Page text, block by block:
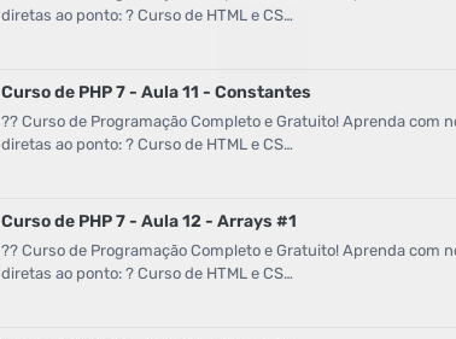
diretas ao ponto: ? Curso de HTML e CS…
Curso de PHP 7 - Aula 11 - Constantes
?? Curso de Programação Completo e Gratuito! Aprenda com
diretas ao ponto: ? Curso de HTML e CS…
Curso de PHP 7 - Aula 12 - Arrays #1
?? Curso de Programação Completo e Gratuito! Aprenda com
diretas ao ponto: ? Curso de HTML e CS…